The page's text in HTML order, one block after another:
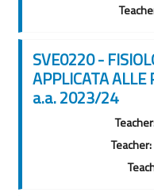
SVE0220 -
APPLICATA
a.a. 2023/24
Teacher: